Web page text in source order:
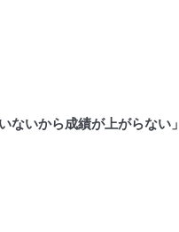
ないから成績が上がらない」